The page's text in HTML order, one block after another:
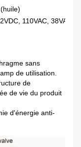
110VAC, 38VAC
sans
de utilisation.
de
de vie du produit
d'énergie anti-